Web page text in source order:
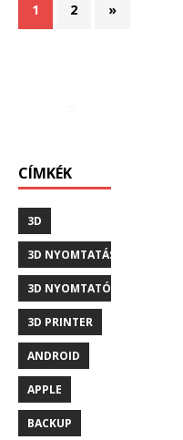
1 2 »
CÍMKÉK
3D
3D NYOMTATÁS
3D NYOMTATÓ
3D PRINTER
ANDROID
APPLE
BACKUP